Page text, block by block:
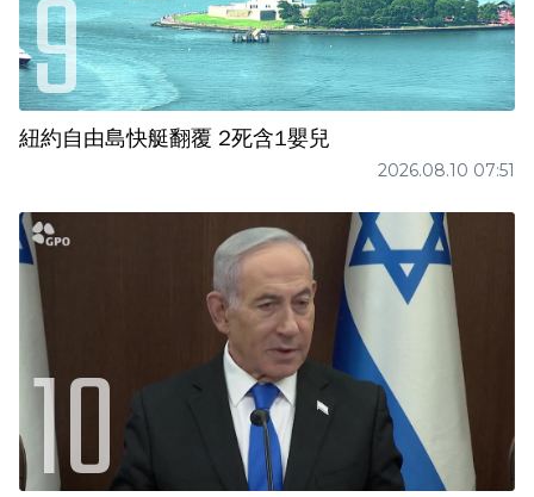
紐約自由島快艇翻覆 2死含1嬰兒
2026.08.10 07:51